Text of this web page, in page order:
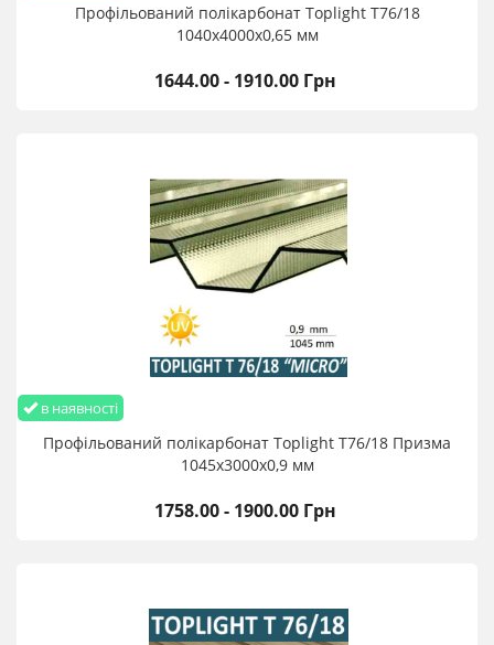
Профільований полікарбонат Toplight T76/18
1040х4000х0,65 мм
1644.00 - 1910.00 Грн
в наявності
Профільований полікарбонат Toplight T76/18 Призма
1045х3000х0,9 мм
1758.00 - 1900.00 Грн